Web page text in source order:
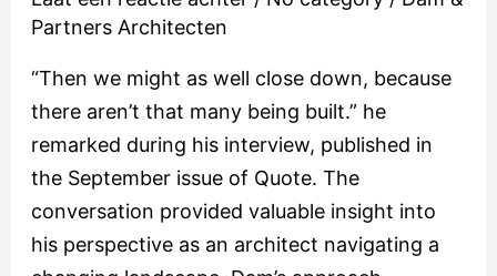
Partners Architecten
“Then we might as well close down, because
there aren’t that many being built.” he
remarked during his interview, published in
the September issue of Quote. The
conversation provided valuable insight into
his perspective as an architect navigating a